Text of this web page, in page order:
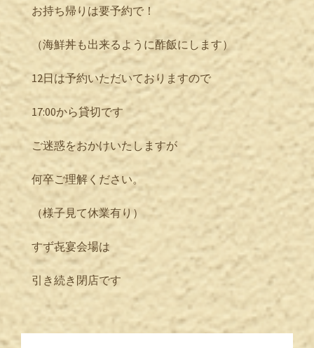
お持ち帰りは要予約で！
（海鮮丼も出来るように酢飯にします）
12日は予約いただいておりますので
17:00から貸切です
ご迷惑をおかけいたしますが
何卒ご理解ください。
（様子見て休業有り）
すず㐂宴会場は
引き続き閉店です